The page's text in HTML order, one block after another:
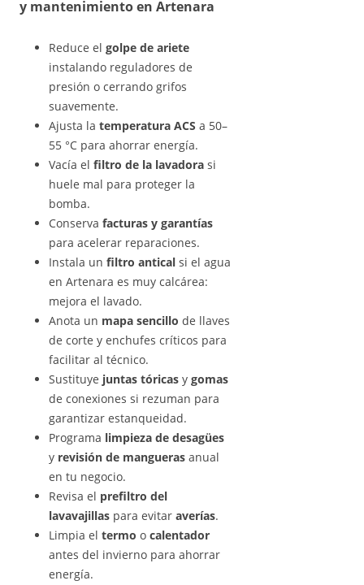
y mantenimientoen Artenara
Reduce el golpe de ariete
instalando reguladores de
presión o cerrando grifos
suavemente.
Ajusta la temperatura ACS a 50–
55 °C para ahorrar energía.
Vacía el filtro de la lavadora si
huele mal para proteger la
bomba.
Conserva facturas y garantías
para acelerar reparaciones.
Instala un filtro antical si el agua
en Artenara es muy calcárea:
mejora el lavado.
Anota un mapa sencillo de llaves
de corte y enchufes críticos para
facilitar al técnico.
Sustituye juntas tóricas y gomas
de conexiones si rezuman para
garantizar estanqueidad.
Programa limpieza de desagües
y revisión de mangueras anual
en tu negocio.
Revisa el prefiltro del
lavavajillas para evitar averías.
Limpia el termo o calentador
antes del invierno para ahorrar
energía.